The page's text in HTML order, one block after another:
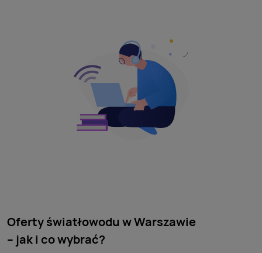
Oferty światłowodu w Warszawie
– jak i co wybrać?